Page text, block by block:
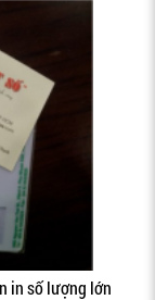
in số lượng lớn